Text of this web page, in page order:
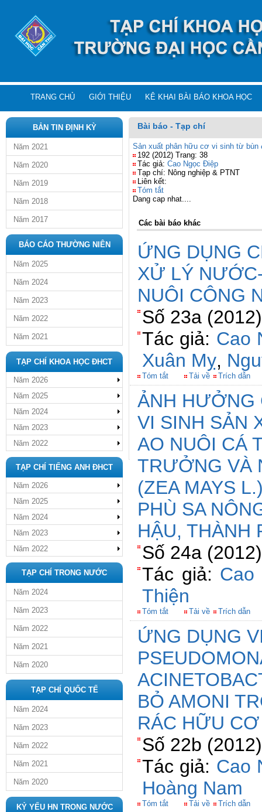
TRANG CHỦ GIỚI THIỆU KÊ KHAI BÀI BÁO KHOA HỌC
BẢN TIN ĐỊNH KỲ
Năm 2021
Năm 2020
Năm 2019
Năm 2018
Năm 2017
BÁO CÁO THƯỜNG NIÊN
Năm 2025
Năm 2024
Năm 2023
Năm 2022
Năm 2021
TẠP CHÍ KHOA HỌC ĐHCT
Năm 2026
Năm 2025
Năm 2024
Năm 2023
Năm 2022
TẠP CHÍ TIẾNG ANH ĐHCT
Năm 2026
Năm 2025
Năm 2024
Năm 2023
Năm 2022
TẠP CHÍ TRONG NƯỚC
Năm 2024
Năm 2023
Năm 2022
Năm 2021
Năm 2020
TẠP CHÍ QUỐC TẾ
Năm 2024
Năm 2023
Năm 2022
Năm 2021
Năm 2020
KỶ YẾU HN TRONG NƯỚC
Bài báo - Tạp chí
Sản xuất phân hữu cơ vi sinh từ bùn
192 (2012) Trang: 38
Tác giả: Cao Ngọc Điệp
Tạp chí: Nông nghiệp & PTNT
Liên kết:
Tóm tắt
Dang cap nhat....
Các bài báo khác
ỨNG DỤNG
XỬ LÝ
NUÔI CÔNG
Số 23a
Tác giả: Cao
Xuân Mỵ,
Tóm tắt Tải về Trích dẫn
ẢNH HƯỞNG
VI SINH SẢN
AO NUÔI CÁ
TRƯỞNG VÀ
(ZEA MAYS
PHÙ SA
HẬU, THÀNH
Số 24a
Tác giả: Cao
Thiện
Tóm tắt Tải về Trích dẫn
ỨNG DỤNG
BỎ AMONI
RÁC HỮU CƠ
Số 22b
Tác giả: Cao
Hoàng Nam
Tóm tắt Tải về Trích dẫn